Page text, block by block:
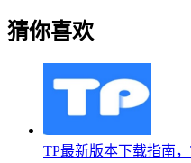
猜你喜欢
TP最新版本下载指南